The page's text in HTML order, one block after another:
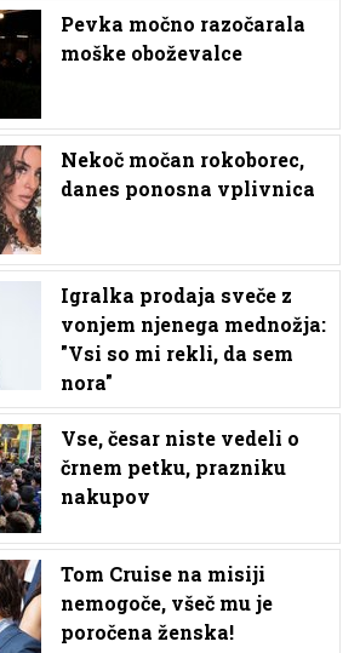
Pevka močno razočarala
moške oboževalce
Nekoč močan rokoborec,
danes ponosna vplivnica
Igralka prodaja sveče z
vonjem njenega mednožja:
"Vsi so mi rekli, da sem
nora"
Vse, česar niste vedeli o
črnem petku, prazniku
nakupov
Tom Cruise na misiji
nemogoče, všeč mu je
poročena ženska!